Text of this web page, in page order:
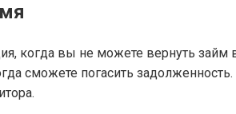
когда вы не можете вернуть
сможете погасить